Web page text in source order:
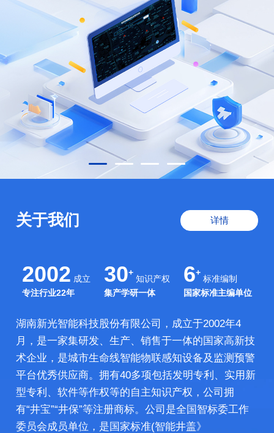
关于我们 详情
2002 成立
专注行业22年
30+
知识产权
集产学研一体
6+
标准编制
国家标准主编单位
湖南新光智能科技股份有限公司，成立于2002年4
月，是一家集研发、生产、销售于一体的国家高新技
术企业，是城市生命线智能物联感知设备及监测预警
平台优秀供应商。拥有40多项包括发明专利、实用新
型专利、软件等作权等的自主知识产权，公司拥
有“井宝”“井保”等注册商标。公司是全国智标委工作
委员会成员单位，是国家标准(智能井盖》